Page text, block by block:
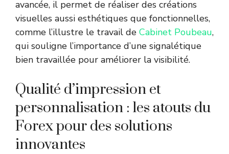
avancée, il permet de réaliser des créations
visuelles aussi esthétiques que fonctionnelles,
comme l’illustre le travail de Cabinet Poubeau,
qui souligne l’importance d’une signalétique
bien travaillée pour améliorer la visibilité.
Qualité d’impression et
personnalisation : les atouts du
Forex pour des solutions
innovantes